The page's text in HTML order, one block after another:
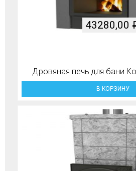
Дровяная печь для бани
43280,00
В КОРЗИНУ